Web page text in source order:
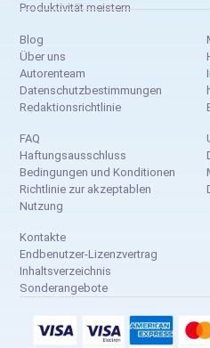
Produktivität meistern
Blog
Über uns
Autorenteam
Datenschutzbestimmungen
Redaktionsrichtlinie
FAQ
Haftungsausschluss
Bedingungen und Konditionen
Richtlinie zur akzeptablen
Nutzung
Kontakte
Endbenutzer-Lizenzvertrag
Inhaltsverzeichnis
Sonderangebote